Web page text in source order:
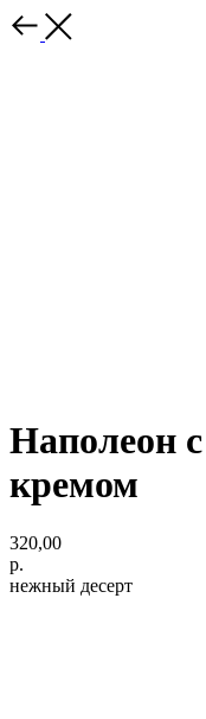
Наполеон
кремом
320,00
р.
нежный десерт